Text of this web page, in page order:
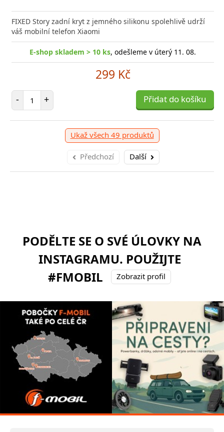
FIXED Story zadní kryt z jemného silikonu spolehlivě udrží
váš mobilní telefon Xiaomi
E-shop skladem > 10 ks, odešleme v úterý 11. 08.
299 Kč
- Počet položek
+ Přidat do košíku
Ukaž všech 49 produktů
Předchozí Další
PODĚLTE SE O SVÉ ÚLOVKY NA
INSTAGRAMU. POUŽIJTE
#FMOBIL
Zobrazit profil